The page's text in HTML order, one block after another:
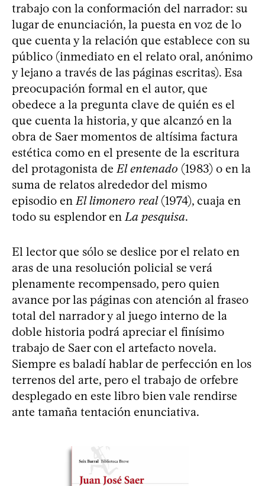
trabajo con la conformación del narrador: su
lugar de enunciación, la puesta en voz de lo
que cuenta y la relación que establece con su
público (inmediato en el relato oral, anónimo
y lejano a través de las páginas escritas). Esa
preocupación formal en el autor, que
obedece a la pregunta clave de quién es el
que cuenta la historia, y que alcanzó en la
obra de Saer momentos de altísima factura
estética como en el presente de la escritura
del protagonista deEl entenado (1983) o en la
suma de relatos alrededor del mismo
episodio enEl limonero real(1974), cuaja en
todo su esplendor enLa pesquisa.
El lector que sólo se deslice por el relato en
aras de una resolución policial se verá
plenamente recompensado, pero quien
avance por las páginas con atención al fraseo
total del narrador y al juego interno de la
doble historia podrá apreciar el finísimo
trabajo de Saer con el artefacto novela.
Siempre es baladí hablar de perfección en los
terrenos del arte, pero el trabajo de orfebre
desplegado en este libro bien vale rendirse
ante tamaña tentación enunciativa.